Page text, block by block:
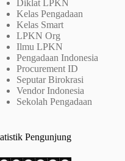
Diklat LPKN
Kelas Pengadaan
Kelas Smart
LPKN Org
Ilmu LPKN
Pengadaan Indonesia
Procurement ID
Seputar Birokrasi
Vendor Indonesia
Sekolah Pengadaan
Pengunjung